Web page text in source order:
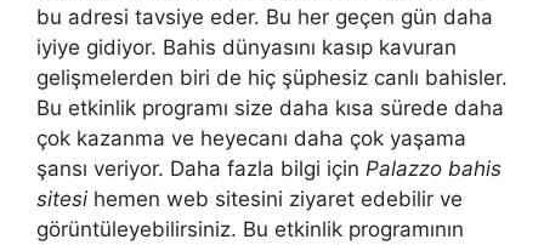
bu adresi tavsiye eder. Bu her geçen gün daha
iyiye gidiyor. Bahis dünyasını kasıp kavuran
gelişmelerden biri de hiç şüphesiz canlı bahisler.
Bu etkinlik programı size daha kısa sürede daha
çok kazanma ve heyecanı daha çok yaşama
şansı veriyor. Daha fazla bilgi için Palazzo bahis
sitesi hemen web sitesini ziyaret edebilir ve
görüntüleyebilirsiniz. Bu etkinlik programının